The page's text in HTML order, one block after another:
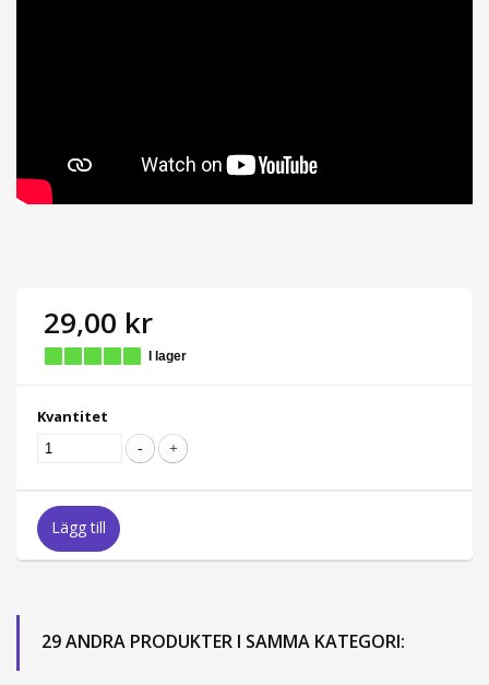
29,00 kr
I lager
Kvantitet
Lägg till
29 ANDRA PRODUKTER I SAMMA KATEGORI: